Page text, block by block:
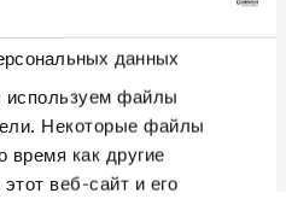
данных
файлы
Некоторые файлы
как другие
веб-сайт и его